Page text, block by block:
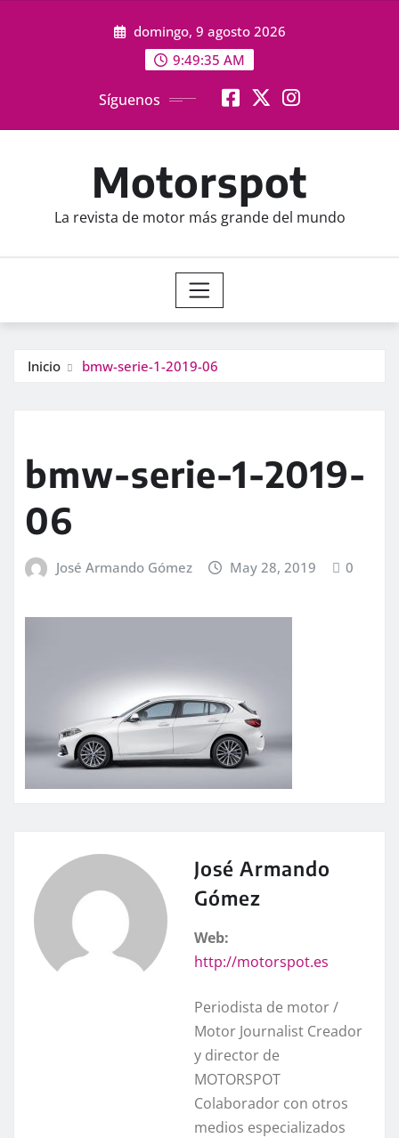
domingo, 9 agosto 2026
9:49:36 AM
Síguenos
Motorspot
La revista de motor más grande del mundo
Inicio bmw-serie-1-2019-06
bmw-serie-1-2019-
06
José Armando Gómez May 28, 2019 0
José Armando
Gómez
Web:
http://motorspot.es
Periodista de motor /
Motor Journalist Creador
y director de
MOTORSPOT
Colaborador con otros
medios especializados